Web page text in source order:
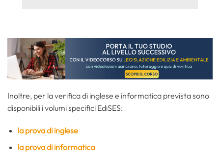
Inoltre, per la verifica di inglese e informatica prevista sono
disponibili i volumi specifici EdiSES:
la prova di inglese
la prova di informatica